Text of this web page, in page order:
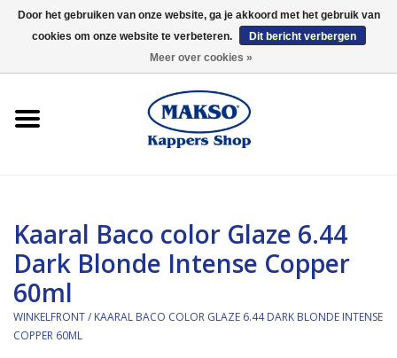
0 Artikelen - €0,00
Kaaral
360
Merken
Kaaral Baco color Glaze 6.44
Dark Blonde Intense Copper
60ml
WINKELFRONT/ KAARAL BACO COLOR GLAZE 6.44 DARK BLONDE INTENSE
COPPER 60ML
Door het gebruiken van onze website, ga je akkoord met het gebruik van
cookies om onze website te verbeteren.
Dit bericht verbergen
Meer over cookies »